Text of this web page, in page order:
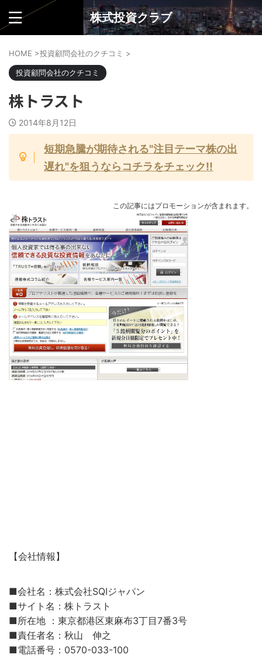
株式投資クラブ
HOME >投資顧問会社のクチコミ >
投資顧問会社のクチコミ
株トラスト
2014年8月12日
短期急騰が期待される"注目テーマ株の出
遅れ"を狙うならコチラをチェック!!
この記事にはプロモーションが含まれます。
【会社情報】
■会社名：株式会社SQIジャパン
■サイト名：株トラスト
■所在地 ：東京都港区東麻布3丁目7番3号
■責任者名：秋山 伸之
■電話番号：0570-033-100